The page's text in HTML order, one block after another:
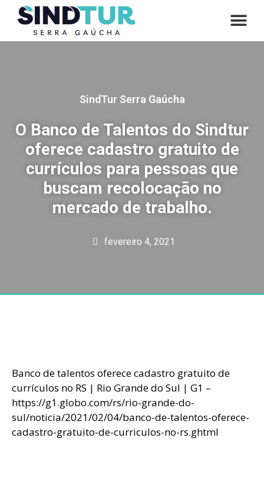
SindTur Serra Gaúcha
O Banco de Talentos do Sindtur
oferece cadastro gratuito de
currículos para pessoas que
buscam recolocação no
mercado de trabalho.
fevereiro 4, 2021
Banco de talentos oferece cadastro gratuito de
currículos no RS | Rio Grande do Sul | G1 –
https://g1.globo.com/rs/rio-grande-do-
sul/noticia/2021/02/04/banco-de-talentos-oferece-
cadastro-gratuito-de-curriculos-no-rs.ghtml